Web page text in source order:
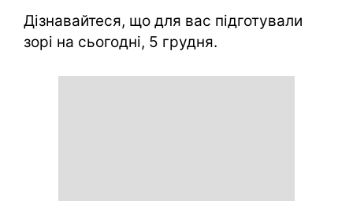
Дізнавайтеся, що для вас підготували
зорі на сьогодні, 5 грудня.